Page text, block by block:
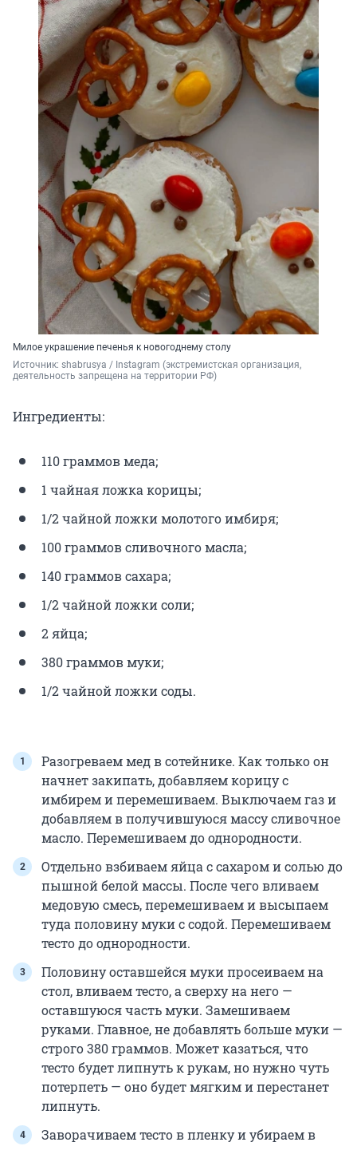
Милое украшение печенья к новогоднему столу
Источник: shabrusya / Instagram (экстремистская организация,
деятельность запрещена на территории РФ)
Ингредиенты:
110 граммов меда;
1 чайная ложка корицы;
1/2 чайной ложки молотого имбиря;
100 граммов сливочного масла;
140 граммов сахара;
1/2 чайной ложки соли;
2 яйца;
380 граммов муки;
1/2 чайной ложки соды.
Разогреваем мед в сотейнике. Как только он
начнет закипать, добавляем корицу с
имбирем и перемешиваем. Выключаем газ и
добавляем в получившуюся массу сливочное
масло. Перемешиваем до однородности.
Отдельно взбиваем яйца с сахаром и солью до
пышной белой массы. После чего вливаем
медовую смесь, перемешиваем и высыпаем
туда половину муки с содой. Перемешиваем
тесто до однородности.
Половину оставшейся муки просеиваем на
стол, вливаем тесто, а сверху на него —
оставшуюся часть муки. Замешиваем
руками. Главное, не добавлять больше муки —
строго 380 граммов. Может казаться, что
тесто будет липнуть к рукам, но нужно чуть
потерпеть — оно будет мягким и перестанет
липнуть.
Заворачиваем тесто в пленку и убираем в